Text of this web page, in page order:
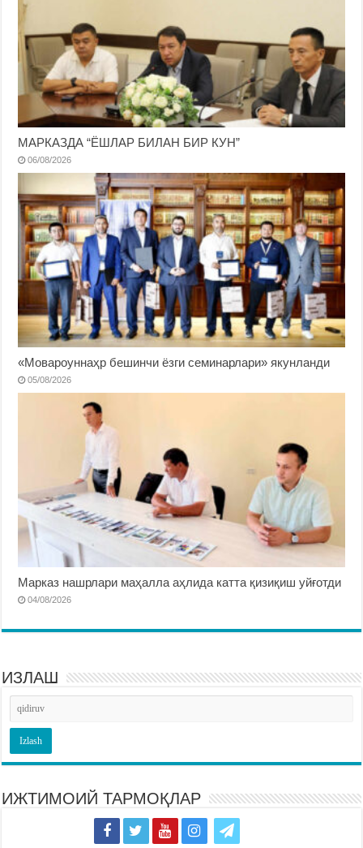
МАРКАЗДА “ЁШЛАР БИЛАН БИР КУН”
06/08/2026
«Мовароуннаҳр бешинчи ёзги семинарлари» якунланди
05/08/2026
Марказ нашрлари маҳалла аҳлида катта қизиқиш уйғотди
04/08/2026
ИЗЛАШ
ИЖТИМОИЙ ТАРМОҚЛАР